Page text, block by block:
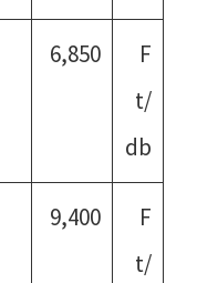
6,850
F
t/
db
9,400
F
t/